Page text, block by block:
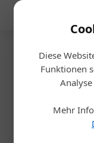
Diese
Funktionen
Mehr
Mutter,